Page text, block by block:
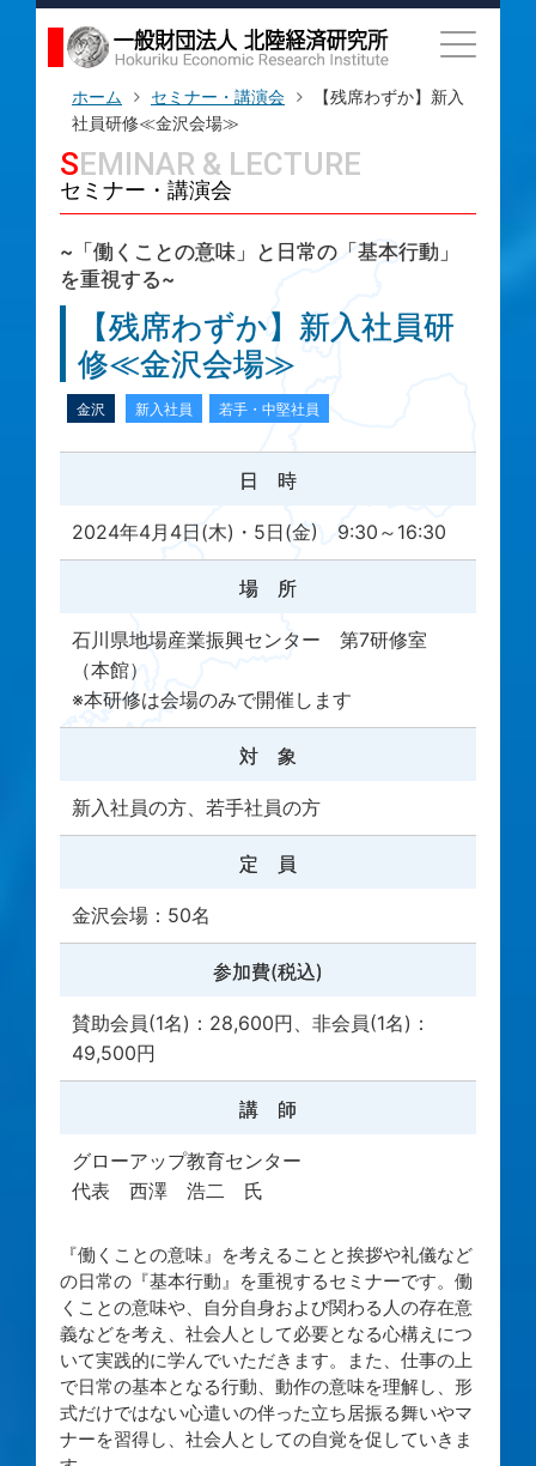
ホーム セミナー・講演会
【残席わずか】新入
社員研修≪金沢会場≫
SEMINAR & LECTURE
セミナー・講演会
~「働くことの意味」と日常の「基本行動」
を重視する~
【残席わずか】新入社員研
修≪金沢会場≫
金沢 新入社員 若手・中堅社員
日 時
2024年4月4日(木)・5日(金) 9:30～16:30
場 所
石川県地場産業振興センター 第7研修室
（本館）
※本研修は会場のみで開催します
対 象
新入社員の方、若手社員の方
定 員
金沢会場：50名
参加費(税込)
賛助会員(1名)：28,600円、非会員(1名)：
49,500円
講 師
グローアップ教育センター
代表 西澤 浩二 氏
『働くことの意味』を考えることと挨拶や礼儀など
の日常の『基本行動』を重視するセミナーです。働
くことの意味や、自分自身および関わる人の存在意
義などを考え、社会人として必要となる心構えにつ
いて実践的に学んでいただきます。また、仕事の上
で日常の基本となる行動、動作の意味を理解し、形
式だけではない心遣いの伴った立ち居振る舞いやマ
ナーを習得し、社会人としての自覚を促していきま